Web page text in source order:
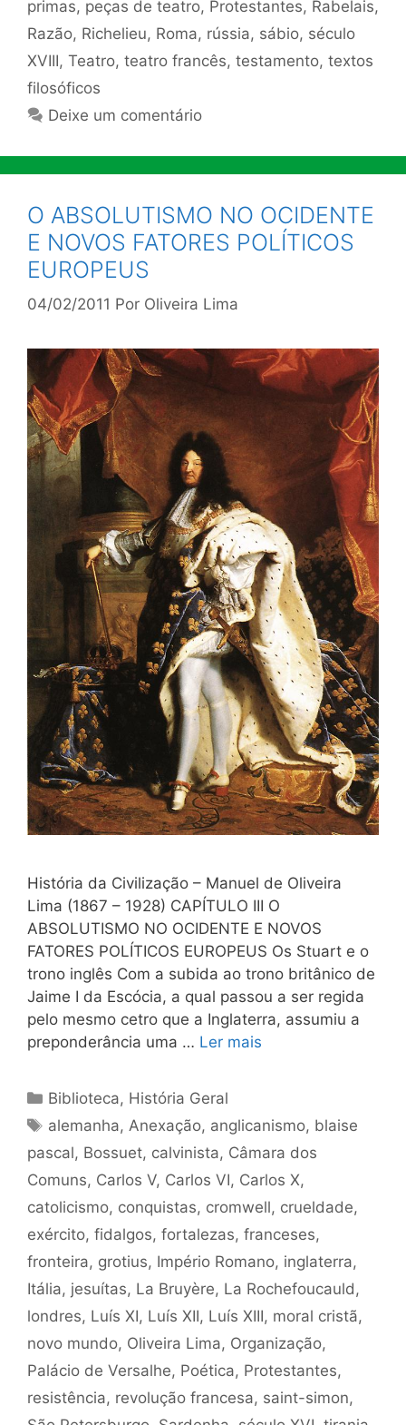
primas, peças de teatro, Protestantes, Rabelais,
Razão, Richelieu, Roma, rússia, sábio, século
XVIII, Teatro, teatro francês, testamento, textos
filosóficos
Deixe um comentário
O ABSOLUTISMO NO OCIDENTE
E NOVOS FATORES POLÍTICOS
EUROPEUS
04/02/2011 Por Oliveira Lima
História da Civilização – Manuel de Oliveira
Lima (1867 – 1928) CAPÍTULO III O
ABSOLUTISMO NO OCIDENTE E NOVOS
FATORES POLÍTICOS EUROPEUS Os Stuart e o
trono inglês Com a subida ao trono britânico de
Jaime I da Escócia, a qual passou a ser regida
pelo mesmo cetro que a Inglaterra, assumiu a
preponderância uma … Ler mais
Categorias
Biblioteca, História Geral
Tags
alemanha,Anexação, anglicanismo, blaise
pascal, Bossuet, calvinista, Câmara dos
Comuns, Carlos V, Carlos VI, Carlos X,
catolicismo, conquistas, cromwell, crueldade,
exército, fidalgos, fortalezas, franceses,
fronteira, grotius, Império Romano, inglaterra,
Itália, jesuítas, La Bruyère, La Rochefoucauld,
londres, Luís XI, Luís XII, Luís XIII, moral cristã,
novo mundo, Oliveira Lima, Organização,
Palácio de Versalhe, Poética, Protestantes,
resistência, revolução francesa, saint-simon,